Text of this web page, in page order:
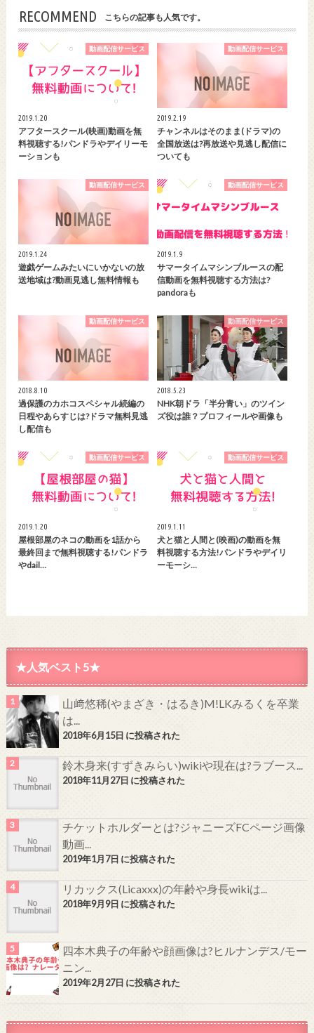
RECOMMEND こちらの記事も人気です。
動画配信サービス
2019.1.20
アフタースクール(映画)動画を無
料視聴する!パンドラやデイリーモ
ーションも
動画配信サービス
2019.2.19
チャンネルはそのまま(ドラマ)の
全国放送は?再放送や見逃し配信に
ついても
動画配信サービス
2019.1.24
遊戯ゲームみたいにいかないの放
送地域は?動画見逃し無料情報も
動画配信サービス
2019.1.9
サマータイムマシンブルースの配
信動画を無料視聴する方法は?
pandoraも
動画配信サービス
2018.8.10
過保護のカホコスペシャル続編の
日程やあらすじは?ドラマ無料見逃
し配信も
動画配信サービス
2018.5.23
NHK朝ドラ「半分青い」のツイン
ズ役は誰？プロフィールや画像も
動画配信サービス
2019.1.20
屋根部屋のネコの動画を1話から
最終回まで無料視聴する!パンドラ
やdail…
動画配信サービス
2019.1.11
犬と猫と人間と(映画)の動画を無
料視聴する方法!パンドラやデイリ
ーモーシ…
★人気ベスト5★
山﨑悠稀(やまざき・はるき)M!LKみるくを卒業
は...
2018年6月15日 に投稿された
鈴木身来(すずきみらい)wikiや現在は?ラブース...
2018年11月27日 に投稿された
チケットホルダーとは?ジャニーズFCページ画像
動画...
2019年1月7日 に投稿された
リカックス(Licaxxx)の年齢や身長wikiは...
2018年9月9日 に投稿された
四本木典子の年齢や顔画像は?ヒルナンデス/モー
ニン...
2019年2月27日 に投稿された